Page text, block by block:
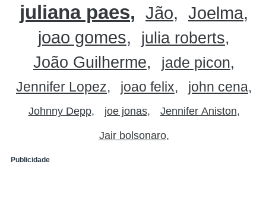
juliana paes Jão
Joelma
joao gomes
julia roberts
João Guilherme
jade picon
Jennifer Lopez joao felix john cena
Johnny Depp joe jonas Jennifer Aniston
Jair bolsonaro
Publicidade